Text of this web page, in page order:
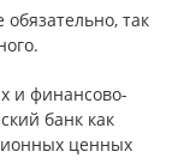
так
и финансово-
банк как
ценных